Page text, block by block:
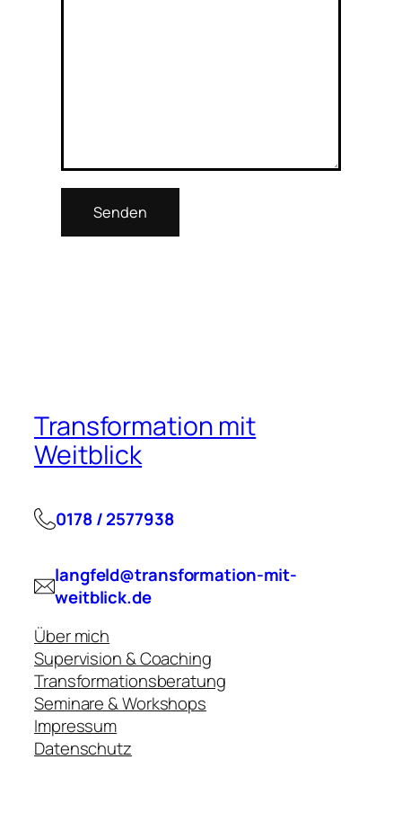
Transformation mit
Weitblick
0178 / 2577938
langfeld@transformation-mit-
weitblick.de
Über mich
Supervision & Coaching
Transformationsberatung
Seminare & Workshops
Impressum
Datenschutz